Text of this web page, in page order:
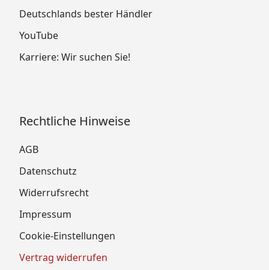
Deutschlands bester Händler
YouTube
Karriere: Wir suchen Sie!
Rechtliche Hinweise
AGB
Datenschutz
Widerrufsrecht
Impressum
Cookie-Einstellungen
Vertrag widerrufen